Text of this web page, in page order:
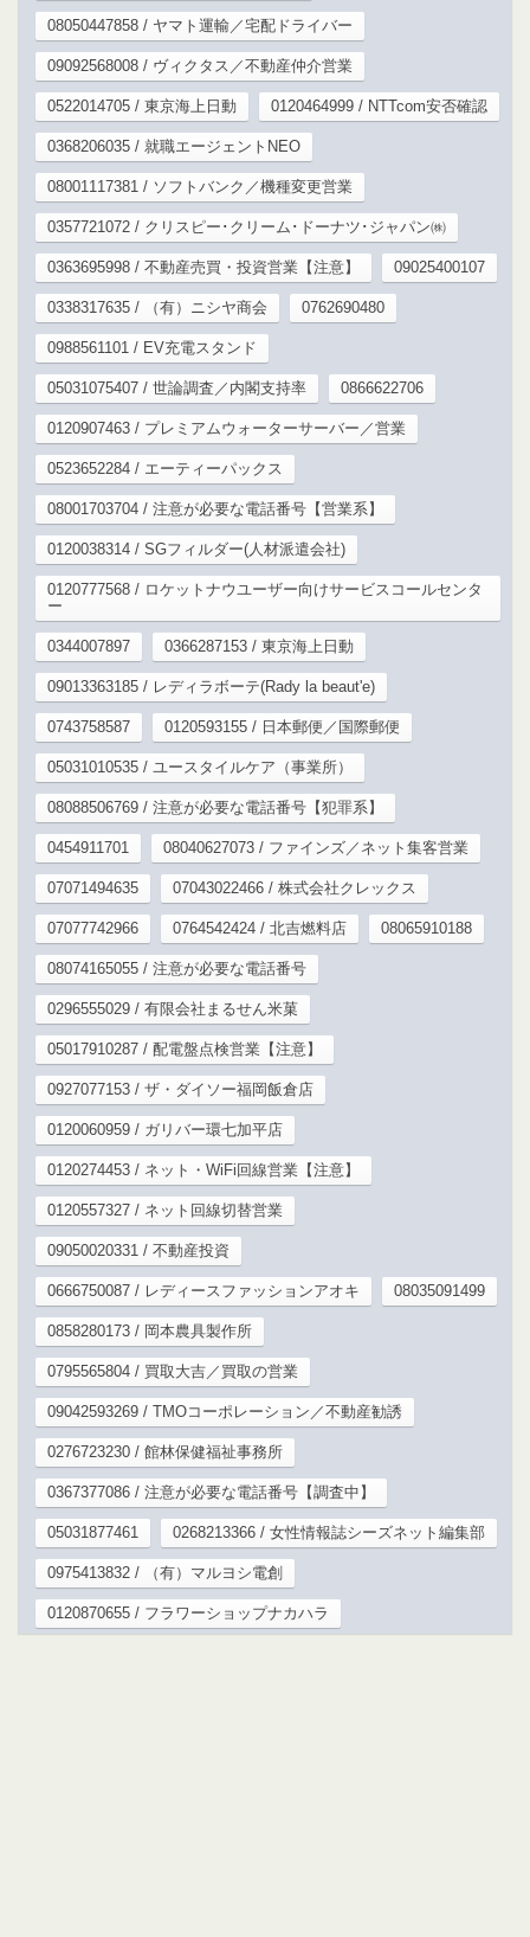
08050447858 / ヤマト運輸／宅配ドライバー
09092568008 / ヴィクタス／不動産仲介営業
0522014705 / 東京海上日動 0120464999 / NTTcom安否確認
0368206035 / 就職エージェントNEO
08001117381 / ソフトバンク／機種変更営業
0357721072 / クリスピー･クリーム･ドーナツ･ジャパン㈱
0363695998 / 不動産売買・投資営業【注意】 09025400107
0338317635 / （有）ニシヤ商会 0762690480
0988561101 / EV充電スタンド
05031075407 / 世論調査／内閣支持率 0866622706
0120907463 / プレミアムウォーターサーバー／営業
0523652284 / エーティーパックス
08001703704 / 注意が必要な電話番号【営業系】
0120038314 / SGフィルダー(人材派遣会社)
0120777568 / ロケットナウユーザー向けサービスコールセンタ
ー
0344007897 0366287153 / 東京海上日動
09013363185 / レディラボーテ(Rady la beaut'e)
0743758587 0120593155 / 日本郵便／国際郵便
05031010535 / ユースタイルケア（事業所）
08088506769 / 注意が必要な電話番号【犯罪系】
0454911701 08040627073 / ファインズ／ネット集客営業
07071494635 07043022466 / 株式会社クレックス
07077742966 0764542424 / 北吉燃料店 08065910188
08074165055 / 注意が必要な電話番号
0296555029 / 有限会社まるせん米菓
05017910287 / 配電盤点検営業【注意】
0927077153 / ザ・ダイソー福岡飯倉店
0120060959 / ガリバー環七加平店
0120274453 / ネット・WiFi回線営業【注意】
0120557327 / ネット回線切替営業
09050020331 / 不動産投資
0666750087 / レディースファッションアオキ 08035091499
0858280173 / 岡本農具製作所
0795565804 / 買取大吉／買取の営業
09042593269 / TMOコーポレーション／不動産勧誘
0276723230 / 館林保健福祉事務所
0367377086 / 注意が必要な電話番号【調査中】
05031877461 0268213366 / 女性情報誌シーズネット編集部
0975413832 / （有）マルヨシ電創
0120870655 / フラワーショップナカハラ